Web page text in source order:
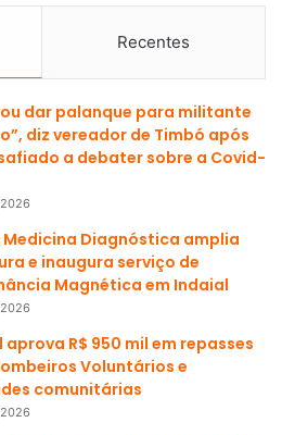
Recentes
dar palanque para militante
diz vereador de Timbó após
a debater sobre a Covid-
Diagnóstica amplia
e inaugura serviço de
Magnética em Indaial
aprova R$ 950 mil em repasses
Voluntários e
comunitárias